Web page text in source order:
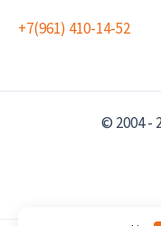
+7(961) 410-14-52
© 2004 -